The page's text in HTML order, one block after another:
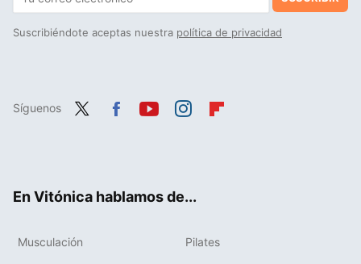
Suscribiéndote aceptas nuestra política de privacidad
Síguenos
En Vitónica hablamos de...
Musculación Pilates